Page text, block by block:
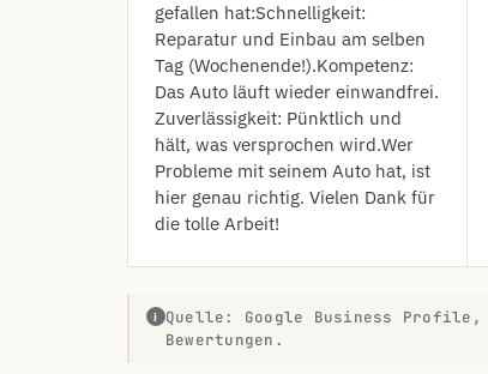
gefallen hat: ​Schnelligkeit:
Reparatur und Einbau am selben
Tag (Wochenende!). ​Kompetenz:
Das Auto läuft wieder einwandfrei. ​
Zuverlässigkeit: Pünktlich und
hält, was versprochen wird. ​Wer
Probleme mit seinem Auto hat, ist
hier genau richtig. Vielen Dank für
die tolle Arbeit!
i Quelle: Google Business
Bewertungen.